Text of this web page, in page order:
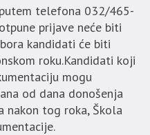
telefona 032/465-
prijave neće biti
kandidati će biti
roku.Kandidati koji
mogu
od dana donošenja
nakon tog roka, Škola